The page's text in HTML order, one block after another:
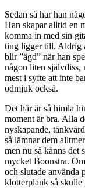
Sedan så har han
Han skapar alltid en
komma in med sin
ting ligger till. Aldrig
blir ”ägd” när han
någon liten
mest i syfte att inte
ödmjuk också.
Det här är så himla
moment är bra. Alla
nyskapande,
så lämnar dem
men nu så känns det
mycket Boonstra.
och slutade använda
klotterplank så skulle